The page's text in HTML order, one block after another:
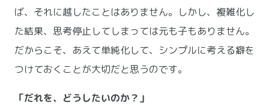
ば、それに越したことはありません。しかし、複雑化し
た結果、思考停止してしまっては元も子もありません。
だからこそ、あえて単純化して、シンプルに考える癖を
つけておくことが大切だと思うのです。
「だれを、どうしたいのか？」